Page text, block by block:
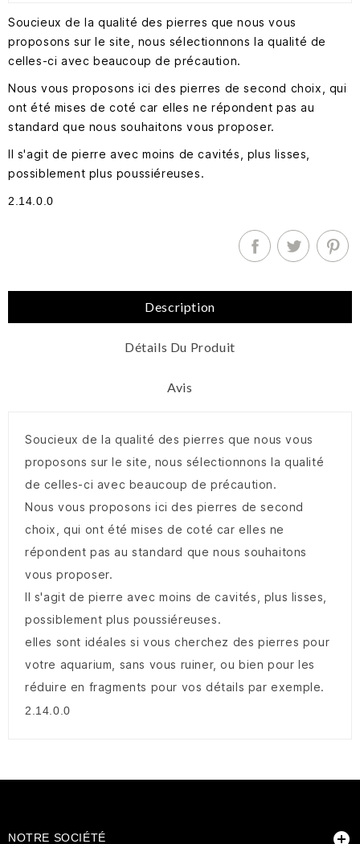
Soucieux de la qualité des pierres que nous vous
proposons sur le site, nous sélectionnons la qualité de
celles-ci avec beaucoup de précaution.
Nous vous proposons ici des pierres de second choix, qui
ont été mises de coté car elles ne répondent pas au
standard que nous souhaitons vous proposer.
Il s'agit de pierre avec moins de cavités, plus lisses,
possiblement plus poussiéreuses.
2.14.0.0
Description
Détails Du Produit
Avis
Soucieux de la qualité des pierres que nous vous
proposons sur le site, nous sélectionnons la qualité
de celles-ci avec beaucoup de précaution.
Nous vous proposons ici des pierres de second
choix, qui ont été mises de coté car elles ne
répondent pas au standard que nous souhaitons
vous proposer.
Il s'agit de pierre avec moins de cavités, plus lisses,
possiblement plus poussiéreuses.
elles sont idéales si vous cherchez des pierres pour
votre aquarium, sans vous ruiner, ou bien pour les
réduire en fragments pour vos détails par exemple.
2.14.0.0
NOTRE SOCIÉTÉ 